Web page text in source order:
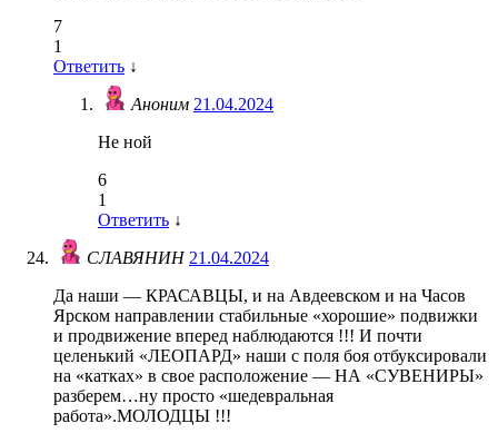
7
1
Ответить ↓
Аноним 21.04.2024
Не ной
6
1
Ответить ↓
СЛАВЯНИН21.04.2024
Да наши — КРАСАВЦЫ, и на Авдеевском и на Часов
Ярском направлении стабильные «хорошие» подвижки
и продвижение вперед наблюдаются !!! И почти
целенький «ЛЕОПАРД» наши с поля боя отбуксировали
на «катках» в свое расположение — НА «СУВЕНИРЫ»
разберем…ну просто «шедевральная
работа».МОЛОДЦЫ !!!